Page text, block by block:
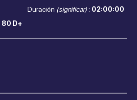
Duración (significar) : 02:00:00
80 D+